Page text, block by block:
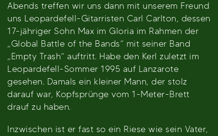
Abends treffen wir uns dann mit unserem Freund
uns Leopardefell-Gitarristen Carl Carlton, dessen
17-jähriger Sohn Max im Gloria im Rahmen der
„Global Battle of the Bands“ mit seiner Band
„Empty Trash“ auftritt. Habe den Kerl zuletzt im
Leopardefell-Sommer 1995 auf Lanzarote
gesehen. Damals ein kleiner Mann, der stolz
darauf war, Kopfsprünge vom 1-Meter-Brett
drauf zu haben.
Inzwischen ist er fast so ein Riese wie sein Vater,